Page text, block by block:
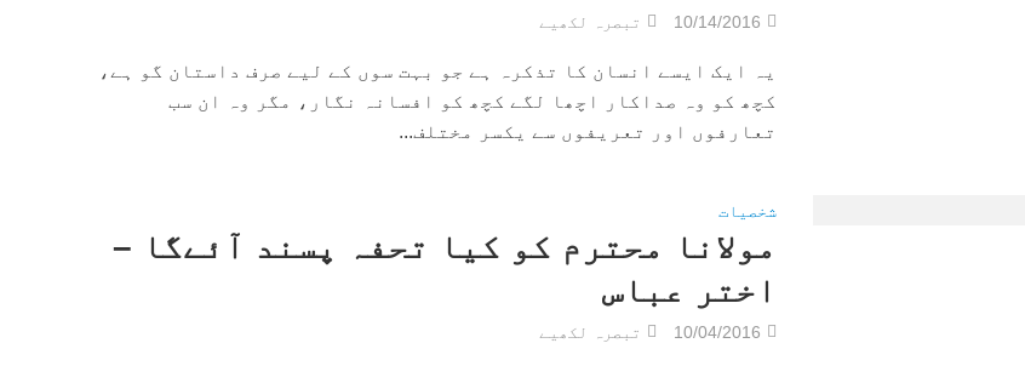
10/14/2016 تبصرہ لکھیے
یہ ایک ایسے انسان کا تذکرہ ہے جو بہت سوں کے لیے صرف داستان گو ہے،
کچھ کو وہ صداکار اچھا لگے کچھ کو افسانہ نگار، مگر وہ ان سب
تعارفوں اور تعریفوں سے یکسر مختلف...
شخصیات
مولانا محترم کو کیا تحفہ پسند آئےگا –
اختر عباس
10/04/2016 تبصرہ لکھیے